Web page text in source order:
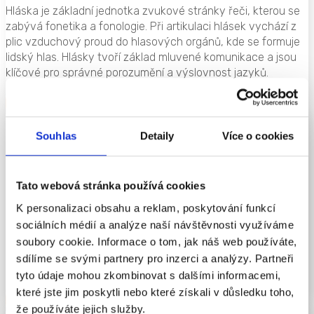
Souhlas Detaily Více o cookies
Tato webová stránka používá cookies
K personalizaci obsahu a reklam, poskytování funkcí
sociálních médií a analýze naší návštěvnosti využíváme
soubory cookie. Informace o tom, jak náš web používáte,
sdílíme se svými partnery pro inzerci a analýzy. Partneři
tyto údaje mohou zkombinovat s dalšími informacemi,
které jste jim poskytli nebo které získali v důsledku toho,
že používáte jejich služby.
Hláska je základní jednotka zvukové stránky řeči, kterou se
zabývá fonetika a fonologie. Při artikulaci hlásek vychází z
plic vzduchový proud do hlasových orgánů, kde se formuje
lidský hlas. Hlásky tvoří základ mluvené komunikace a jsou
klíčové pro správné porozumění a výslovnost jazyků.
Naslouchání
Naslouchání je základní komunikační dovedností, která hraje
klíčovou roli v jazykovém, sociálním i emočním vývoji dítěte.
Už od narození děti vnímají zvuky kolem sebe, učí se
reagovat na hlasy rodičů a později rozlišovat jednotlivá
slova. Díky naslouchání si budují slovní zásobu, rozvíjejí
porozumění řeči a připravují se na čtení a psaní.
ČÍST VÍCE